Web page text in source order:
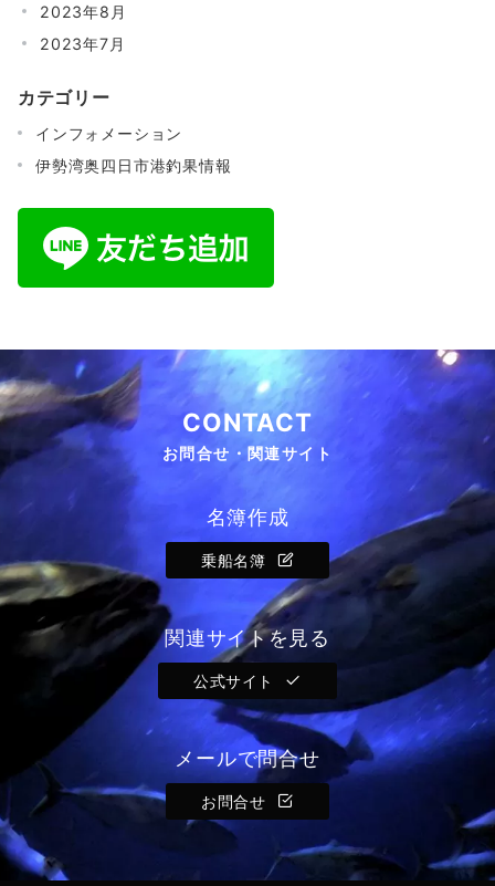
2023年8月
2023年7月
カテゴリー
インフォメーション
伊勢湾奥四日市港釣果情報
CONTACT
お問合せ・関連サイト
名簿作成
乗船名簿
関連サイトを見る
公式サイト
メールで問合せ
お問合せ